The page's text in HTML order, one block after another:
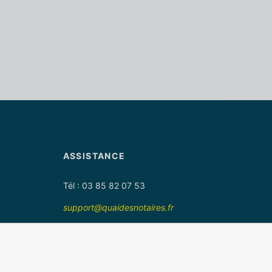
ASSISTANCE
Tél : 03 85 82 07 53
support@quaidesnotaires.fr